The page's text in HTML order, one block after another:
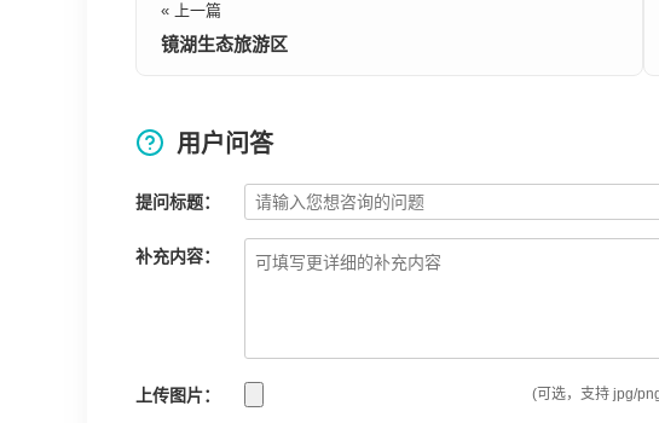
« 上一篇
镜湖生态旅游区
用户问答
提问标题：
补充内容：
上传图片： (可选，支持 jpg/